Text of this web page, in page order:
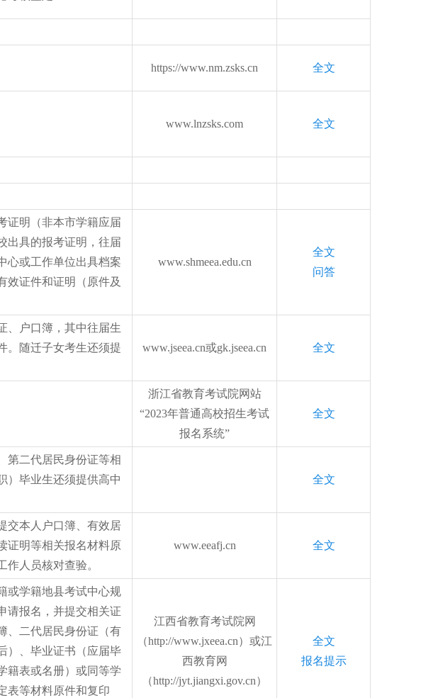
https://www.nm.zsks.cn 全文
www.lnzsks.com 全文
证明（非本市学籍应届
出具的报考证明，往届
心或工作单位出具档案
效证件和证明（原件及
www.shmeea.edu.cn
全文
问答
、户口簿，其中往届生
。随迁子女考生还须提
www.jseea.cn或gk.jseea.cn 全文
浙江省教育考试院网站
“2023年普通高校招生考试
报名系统”
全文
第二代居民身份证等相
）毕业生还须提供高中
全文
交本人户口簿、有效居
证明等相关报名材料原
作人员核对查验。
www.eeafj.cn 全文
或学籍地县考试中心规
请报名，并提交相关证
、二代居民身份证（有
）、毕业证书（应届毕
籍表或名册）或同等学
表等材料原件和复印
江西省教育考试院网
（http://www.jxeea.cn）或江
西教育网
（http://jyt.jiangxi.gov.cn）
全文
报名提示